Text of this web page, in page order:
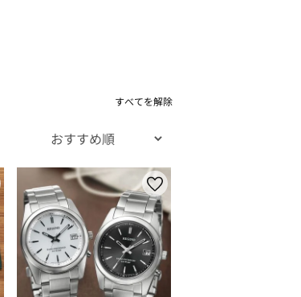
すべてを解除